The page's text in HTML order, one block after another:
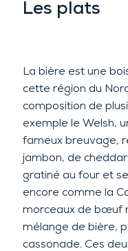
Les plats
La bière est une
cette région du
composition de
exemple le Welsh,
fameux breuvage,
jambon, de
gratiné au four et
encore comme la
morceaux de bœuf
mélange de bière,
cassonade. Ces